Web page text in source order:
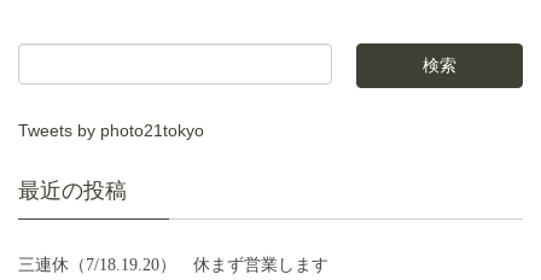
Tweets by photo21tokyo
最近の投稿
三連休（7/18.19.20） 休まず営業します